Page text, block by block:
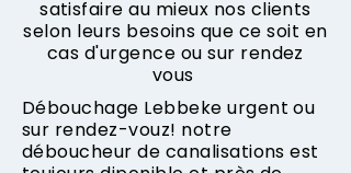
satisfaire au mieux nos clients
selon leurs besoins que ce soit en
cas d'urgence ou sur rendez
vous
Débouchage Lebbeke urgent ou
sur rendez-vouz! notre
déboucheur de canalisations est